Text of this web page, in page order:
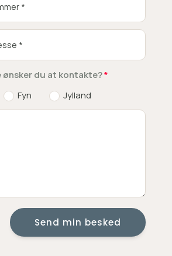
ønsker du at kontakte?
Fyn Jylland
Send min besked